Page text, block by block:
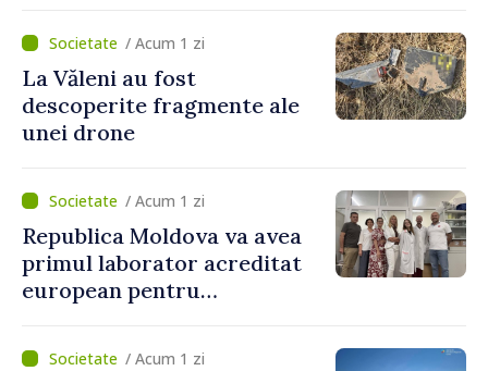
agriculturii durabile
/ Acum 1 zi
La Văleni au fost
descoperite fragmente ale
unei drone
/ Acum 1 zi
Republica Moldova va avea
primul laborator acreditat
european pentru
viței-de-vie
/ Acum 1 zi